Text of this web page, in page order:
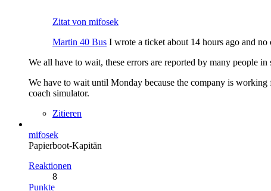
Zitat von mifosek
Martin 40 Bus I wrote a ticket about 14 hours ago and no
We all have to wait, these errors are reported by many people in
We have to wait until Monday because the company is
coach simulator.
Zitieren
mifosek
Papierboot-Kapitän
Reaktionen
8
Punkte